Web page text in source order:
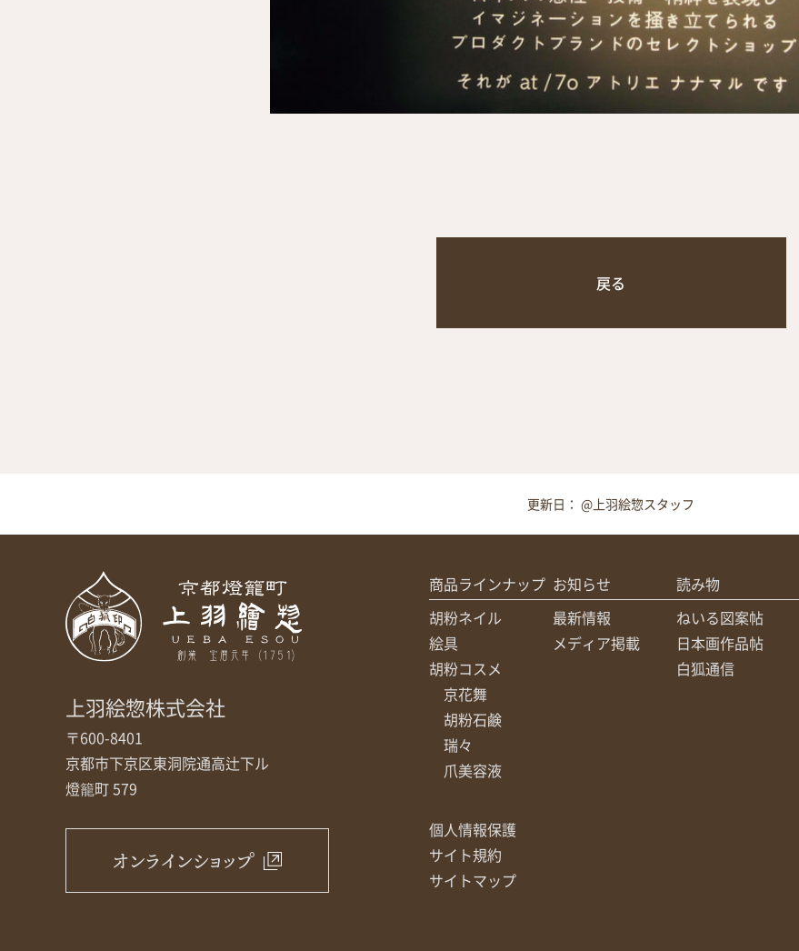
戻る
更新日： @上羽絵惣スタッフ
上羽絵惣株式会社
〒600-8401
京都市下京区東洞院通高辻下ル
燈籠町 579
オンラインショップ
商品ラインナップ
胡粉ネイル
絵具
胡粉コスメ
京花舞
胡粉石鹸
瑞々
爪美容液
お知らせ
最新情報
メディア掲載
読み物
ねいる図案帖
日本画作品帖
白狐通信
個人情報保護
サイト規約
サイトマップ